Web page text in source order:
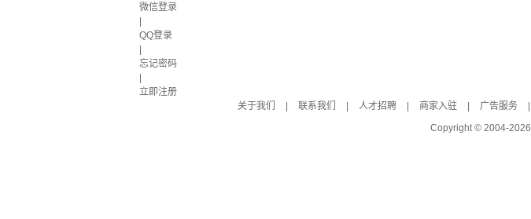
微信登录
QQ登录
忘记密码
立即注册
关于我们
联系我们 人才招聘 商家入驻 广告服务
Copyright © 2004-2026